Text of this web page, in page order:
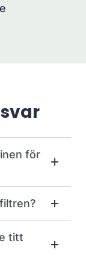
för
titt